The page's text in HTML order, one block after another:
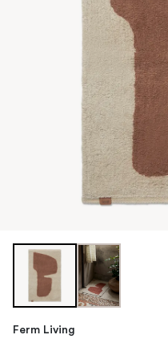
Ferm Living